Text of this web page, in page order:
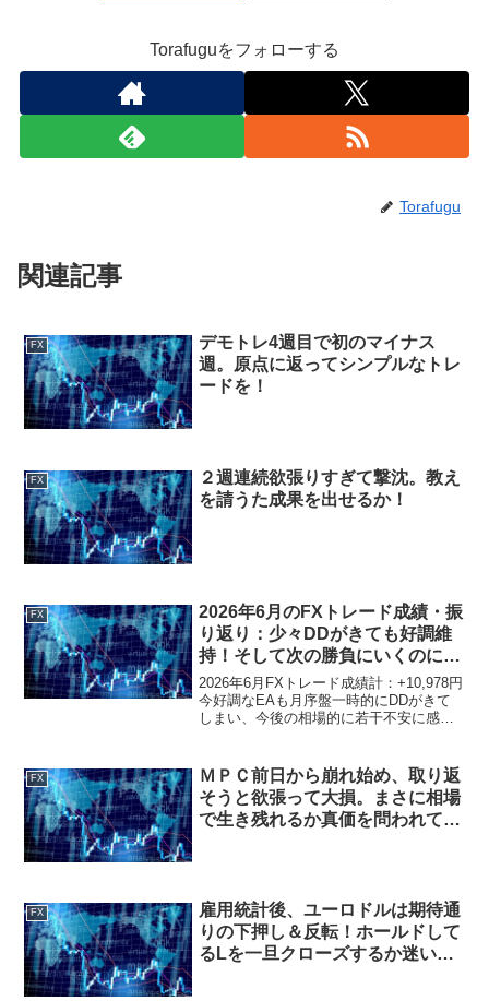
Torafuguをフォローする
Torafugu
関連記事
FX
デモトレ4週目で初のマイナス
週。原点に返ってシンプルなトレ
ードを！
FX
２週連続欲張りすぎて撃沈。教え
を請うた成果を出せるか！
FX
2026年6月のFXトレード成績・振
り返り：少々DDがきても好調維
持！そして次の勝負にいくのにお
金の捻出が大変だというジレン
マ・・・
2026年6月FXトレード成績計：+10,978円
今好調なEAも月序盤一時的にDDがきて
しまい、今後の相場的に若干不安に感じ
い目で見てこのEAが通用すると自信を持
てる月...
FX
ＭＰＣ前日から崩れ始め、取り返
そうと欲張って大損。まさに相場
で生き残れるか真価を問われてい
FX
雇用統計後、ユーロドルは期待通
りの下押し＆反転！ホールドして
るLを一旦クローズするか迷い